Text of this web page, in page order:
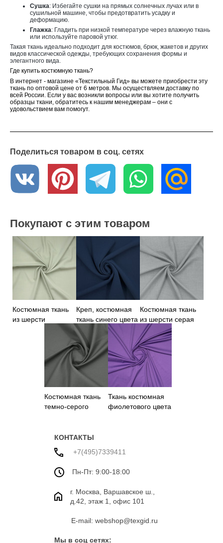
Сушка: Избегайте сушки на прямых солнечных лучах или в
сушильной машине, чтобы предотвратить усадку и
деформацию.
Глажка: Гладить при низкой температуре через влажную ткань
или используйте паровой утюг.
Такая ткань идеально подходит для костюмов, брюк, жакетов и других
видов классической одежды, требующих сохранения формы и
элегантного вида.
Где купить костюмную ткань?
В интернет - магазине «Текстильный Гид» вы можете приобрести эту
ткань по оптовой цене от 6 метров. Мы осуществляем доставку по
всей России. Если у вас возникли вопросы или вы хотите получить
образцы ткани, обратитесь к нашим менеджерам – они с
удовольствием вам помогут.
Поделиться товаром в соц. сетях
Покупают с этим товаром
Костюмная ткань
из шерсти
Креп, костюмная
ткань синего цвета
Костюмная ткань
из шерсти серая
Костюмная ткань
темно-серого
Ткань костюмная
фиолетового цвета
КОНТАКТЫ
+7(495)7339411
Пн-Пт: 9:00-18:00
г. Москва, Варшавское ш.,
д.42, этаж 1, офис 101
E-mail: webshop@texgid.ru
Мы в соц сетях: